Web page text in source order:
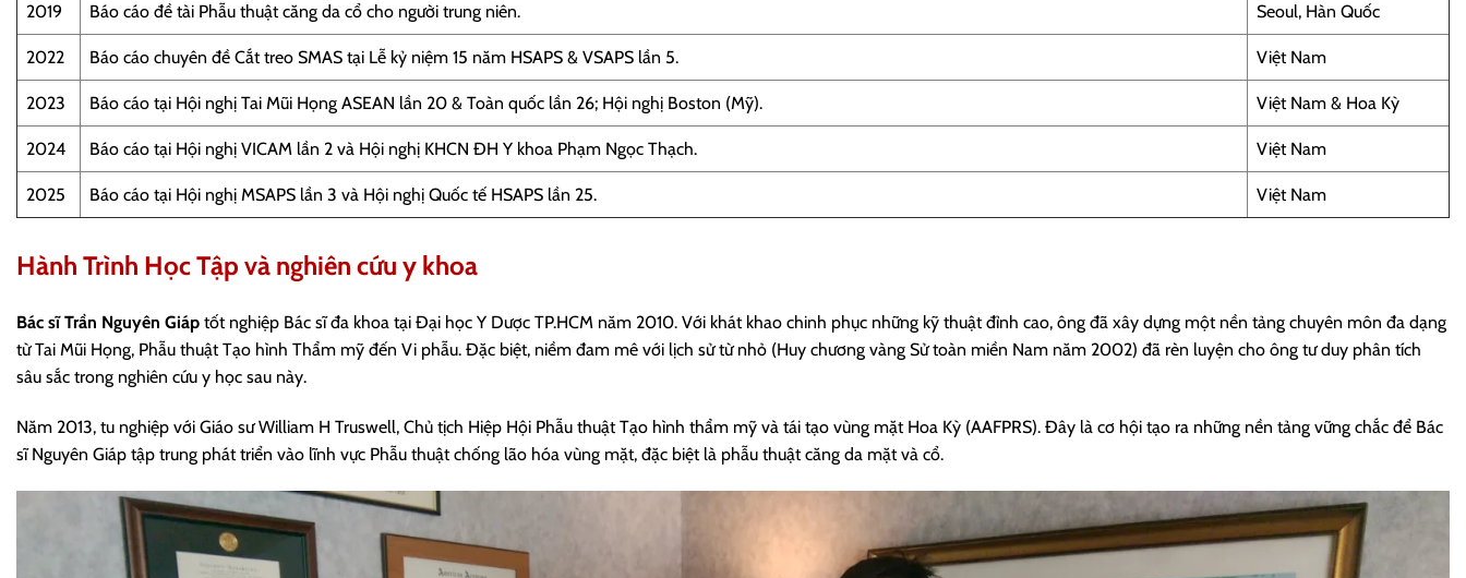
2019 Báo cáo đề tài Phẫu thuật căng da cổ cho người trung niên. Seoul, Hàn Quốc
2022 Báo cáo chuyên đề Cắt treo SMAS tại Lễ kỷ niệm 15 năm HSAPS & VSAPS lần 5. Việt Nam
2023 Báo cáo tại Hội nghị Tai Mũi Họng ASEAN lần 20 & Toàn quốc lần 26; Hội nghị Boston (Mỹ). Việt Nam & Hoa Kỳ
2024 Báo cáo tại Hội nghị VICAM lần 2 và Hội nghị KHCN ĐH Y khoa Phạm Ngọc Thạch. Việt Nam
2025 Báo cáo tại Hội nghị MSAPS lần 3 và Hội nghị Quốc tế HSAPS lần 25. Việt Nam
Hành Trình Học Tập và nghiên cứu y khoa
Bác sĩ Trần Nguyên Giáp tốt nghiệp Bác sĩ đa khoa tại Đại học Y Dược TP.HCM năm 2010. Với khát khao chinh phục những kỹ thuật đỉnh cao, ông đã xây dựng một nền tảng chuyên môn đa dạng
từ Tai Mũi Họng, Phẫu thuật Tạo hình Thẩm mỹ đến Vi phẫu. Đặc biệt, niềm đam mê với lịch sử từ nhỏ (Huy chương vàng Sử toàn miền Nam năm 2002) đã rèn luyện cho ông tư duy phân tích
sâu sắc trong nghiên cứu y học sau này.
Năm 2013, tu nghiệp với Giáo sư William H Truswell, Chủ tịch Hiệp Hội Phẫu thuật Tạo hình thẩm mỹ và tái tạo vùng mặt Hoa Kỳ (AAFPRS). Đây là cơ hội tạo ra những nền tảng vững chắc để Bác
sĩ Nguyên Giáp tập trung phát triển vào lĩnh vực Phẫu thuật chống lão hóa vùng mặt, đặc biệt là phẫu thuật căng da mặt và cổ.